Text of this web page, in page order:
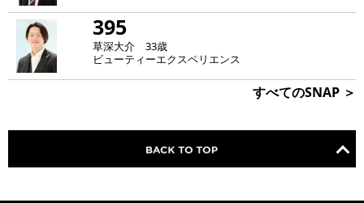
395
草深大介 33歳
ビューティーエクスペリエンス
すべてのSNAP ＞